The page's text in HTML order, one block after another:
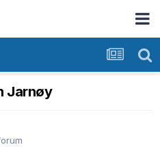
Jarnøy